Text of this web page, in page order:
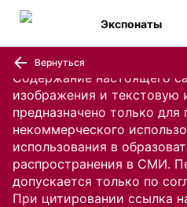
Содержание настоящего
изображения и
предназначено только для
некоммерческого
использования в
распространения в СМИ.
допускается только по
При цитировании ссылка
Экспонаты
Вернуться